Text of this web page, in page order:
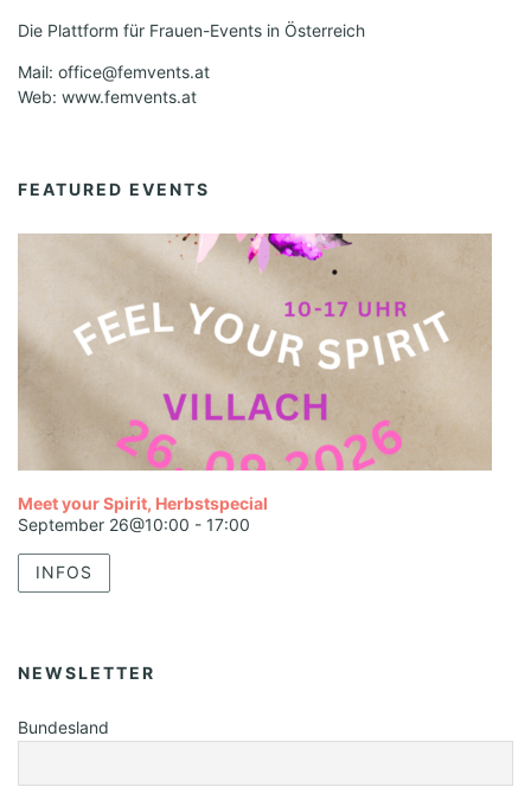
Die Plattform für Frauen-Events in Österreich
Mail: office@femvents.at
Web: www.femvents.at
FEATURED EVENTS
Meet your Spirit, Herbstspecial
September 26@10:00 - 17:00
INFOS
NEWSLETTER
Bundesland